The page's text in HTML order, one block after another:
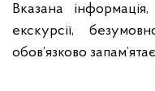
Вказана
екскурсії,
обов’язково